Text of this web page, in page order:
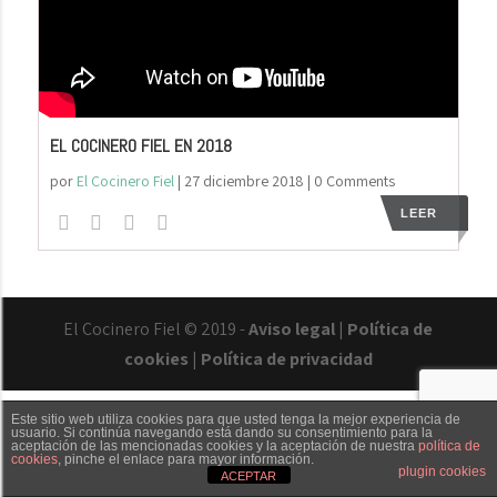
EL COCINERO FIEL EN 2018
por El Cocinero Fiel| 27 diciembre 2018 | 0 Comments
LEER
El Cocinero Fiel © 2019 -Aviso legal | Política de
cookies | Política de privacidad
Txaber Allué Redes sociales Contacto
Este sitio web utiliza cookies para que usted tenga la mejor experiencia de
usuario. Si continúa navegando está dando su consentimiento para la
aceptación de las mencionadas cookies y la aceptación de nuestra política de
cookies, pinche el enlace para mayor información.
plugin cookies
ACEPTAR